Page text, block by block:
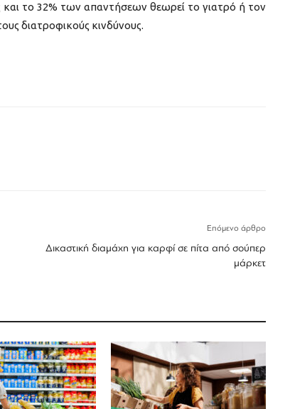
το 32% των απαντήσεων θεωρεί το γιατρό ή τον
διατροφικούς κινδύνους.
Επόμενο άρθρο
Δικαστική διαμάχη για καρφί σε πίτα από σούπερ
μάρκετ